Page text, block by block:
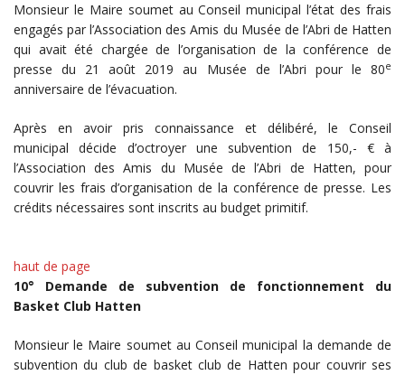
Monsieur le Maire soumet au Conseil municipal l’état des frais
engagés par l’Association des Amis du Musée de l’Abri de Hatten
qui avait été chargée de l’organisation de la conférence de
presse du 21 août 2019 au Musée de l’Abri pour le 80e
anniversaire de l’évacuation.
Après en avoir pris connaissance et délibéré, le Conseil
municipal décide d’octroyer une subvention de 150,- € à
l’Association des Amis du Musée de l’Abri de Hatten, pour
couvrir les frais d’organisation de la conférence de presse. Les
crédits nécessaires sont inscrits au budget primitif.
haut de page
10° Demande de subvention de fonctionnement du
Basket Club Hatten
Monsieur le Maire soumet au Conseil municipal la demande de
subvention du club de basket club de Hatten pour couvrir ses